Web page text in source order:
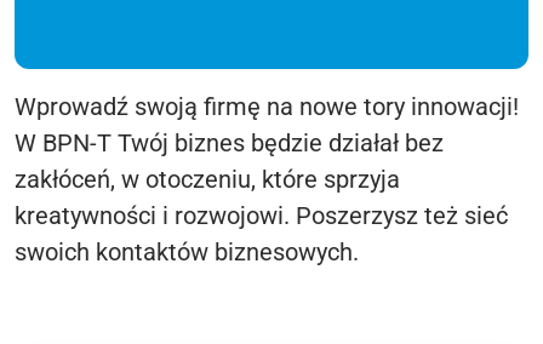
Wprowadź swoją firmę na nowe tory innowacji!
W BPN-T Twój biznes będzie działał bez
zakłóceń, w otoczeniu, które sprzyja
kreatywności i rozwojowi. Poszerzysz też sieć
swoich kontaktów biznesowych.